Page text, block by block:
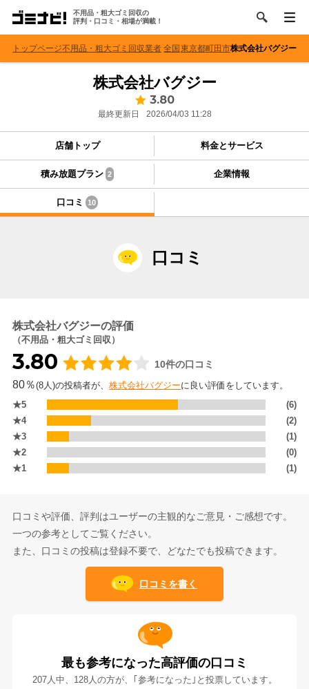
不用品・粗大ゴミ回収の
評判・口コミ・相場が満載！
トップページ不用品・粗大ゴミ回収業者 全国 東京都町田市株式会社バグジー
株式会社バグジー
3.80
最終更新日 2026/04/03 11:28
店舗トップ 料金とサービス
積み放題プラン 2 企業情報
口コミ 10
口コミ
株式会社バグジーの評価
（不用品・粗大ゴミ回収）
3.80 10件の口コミ
80％(8人)の投稿者が、株式会社バグジーに良い評価をしています。
★5
(6)
★4
(2)
★3
(1)
★2
(0)
★1
(1)
口コミや評価、評判はユーザーの主観的なご意見・ご感想です。
一つの参考としてご覧ください。
また、口コミの投稿は登録不要で、どなたでも投稿できます。
口コミを書く
最も参考になった高評価の口コミ
207人中、128人の方が、｢参考になった｣と投票しています。